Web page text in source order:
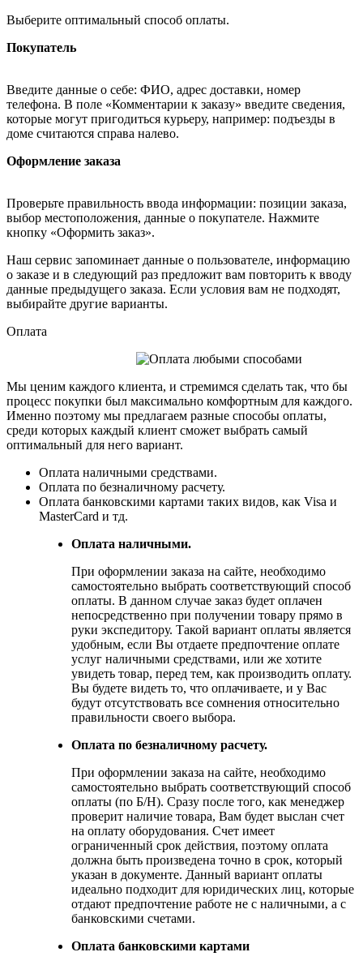
Выберите оптимальный способ оплаты.
Покупатель
Введите данные о себе: ФИО, адрес доставки, номер
телефона. В поле «Комментарии к заказу» введите сведения,
которые могут пригодиться курьеру, например: подъезды в
доме считаются справа налево.
Оформление заказа
Проверьте правильность ввода информации: позиции заказа,
выбор местоположения, данные о покупателе. Нажмите
кнопку «Оформить заказ».
Наш сервис запоминает данные о пользователе, информацию
о заказе и в следующий раз предложит вам повторить к вводу
данные предыдущего заказа. Если условия вам не подходят,
выбирайте другие варианты.
Оплата
Мы ценим каждого клиента, и стремимся сделать так, что бы
процесс покупки был максимально комфортным для каждого.
Именно поэтому мы предлагаем разные способы оплаты,
среди которых каждый клиент сможет выбрать самый
оптимальный для него вариант.
Оплата наличными средствами.
Оплата по безналичному расчету.
Оплата банковскими картами таких видов, как Visa и
MasterCard и тд.
Оплата наличными.
При оформлении заказа на сайте, необходимо
самостоятельно выбрать соответствующий способ
оплаты. В данном случае заказ будет оплачен
непосредственно при получении товару прямо в
руки экспедитору. Такой вариант оплаты является
удобным, если Вы отдаете предпочтение оплате
услуг наличными средствами, или же хотите
увидеть товар, перед тем, как производить оплату.
Вы будете видеть то, что оплачиваете, и у Вас
будут отсутствовать все сомнения относительно
правильности своего выбора.
Оплата по безналичному расчету.
При оформлении заказа на сайте, необходимо
самостоятельно выбрать соответствующий способ
оплаты (по Б/Н). Сразу после того, как менеджер
проверит наличие товара, Вам будет выслан счет
на оплату оборудования. Счет имеет
ограниченный срок действия, поэтому оплата
должна быть произведена точно в срок, который
указан в документе. Данный вариант оплаты
идеально подходит для юридических лиц, которые
отдают предпочтение работе не с наличными, а с
банковскими счетами.
Оплата банковскими картами